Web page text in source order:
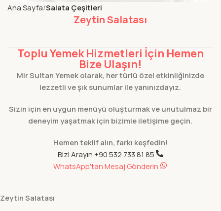
Ana Sayfa Salata Çeşitleri
Zeytin Salatası
Toplu Yemek Hizmetleri İçin Hemen
Bize Ulaşın!
Mir Sultan Yemek olarak, her türlü özel etkinliğinizde
lezzetli ve şık sunumlar ile yanınızdayız.
Sizin için en uygun menüyü oluşturmak ve unutulmaz bir
deneyim yaşatmak için bizimle iletişime geçin.
Hemen teklif alın, farkı keşfedin!
Bizi Arayın +90 532 733 81 85
WhatsApp'tan Mesaj Gönderin
Zeytin Salatası